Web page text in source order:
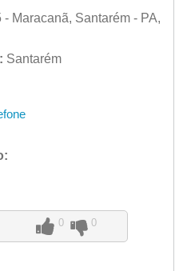
- Maracanã, Santarém - PA,
Santarém
0 0